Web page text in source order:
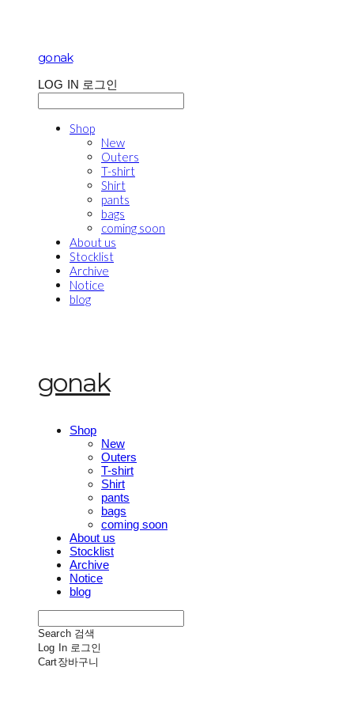
gonak
LOG IN 로그인
Shop
New
Outers
T-shirt
Shirt
pants
bags
coming soon
About us
Stocklist
Archive
Notice
blog
gonak
Shop
New
Outers
T-shirt
Shirt
pants
bags
coming soon
About us
Stocklist
Archive
Notice
blog
Search 검색
Log In 로그인
Cart장바구니